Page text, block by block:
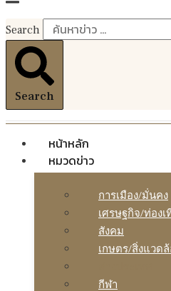
Search
Search
หน้าหลัก
หมวดข่าว
การเมือง/มั่นคง
เศรษฐกิจ/ท่องเ
สังคม
เกษตร/สิ่งแวด
กีฬา